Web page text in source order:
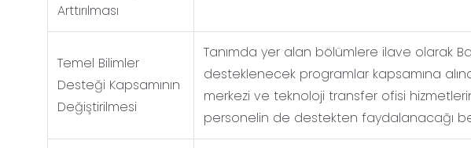
Arttırılması
Temel Bilimler
Desteği Kapsamının
Değiştirilmesi
Tanımda yer alan bölümlere ilave olarak
desteklenecek programlar kapsamına
merkezi ve teknoloji transfer ofisi
personelin de destekten faydalanacağı